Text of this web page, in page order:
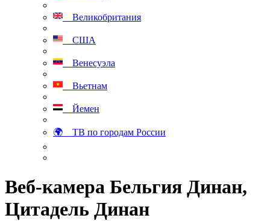
Великобритания
США
Венесуэла
Вьетнам
Йемен
🌍 ТВ по городам России
Веб-камера Бельгия Динан,
Цитадель Динан